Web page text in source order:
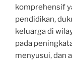
komprehensif
pendidikan,
keluarga di
pada
menyusui, dan